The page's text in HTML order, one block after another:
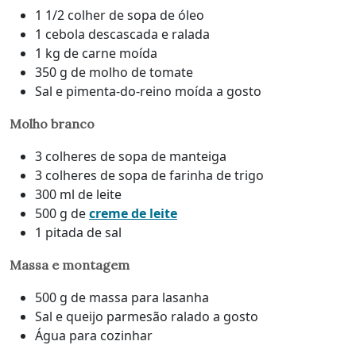
1 1/2 colher de sopa de óleo
1 cebola descascada e ralada
1 kg de carne moída
350 g de molho de tomate
Sal e pimenta-do-reino moída a gosto
Molho branco
3 colheres de sopa de manteiga
3 colheres de sopa de farinha de trigo
300 ml de leite
500 g decreme de leite
1 pitada de sal
Massa e montagem
500 g de massa para lasanha
Sal e queijo parmesão ralado a gosto
Água para cozinhar